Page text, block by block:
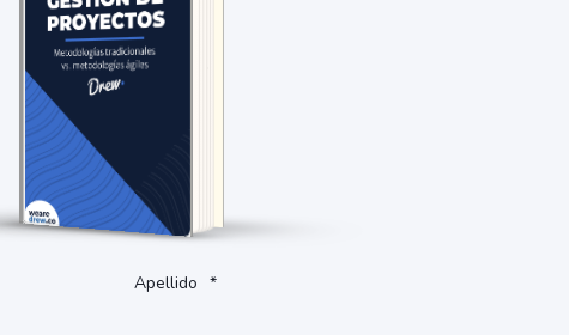
Accede al documento
completando el formulario.
Apellido *